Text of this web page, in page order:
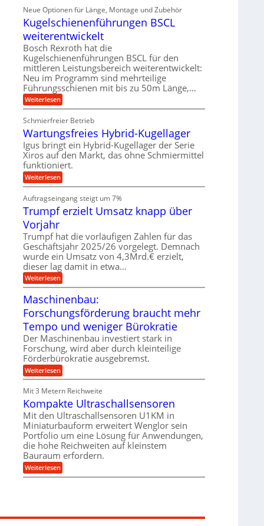
g
e
b
n
g
e
n
n
z
i
e
H
u
b
b
e
w
e
g
n
g
e
n
r
A
u
t
o
m
o
i
v
e
u
n
d
M
a
s
c
h
i
n
e
b
a
u
g
i
t
a
l
e
r
W
e
r
k
z
e
u
k
r
e
s
l
a
f
Neue Optionen für Länge, Montage und Zubehör
Kugelschienenführungen BSCL
weiterentwickelt
Bosch Rexroth hat die
Kugelschienenführungen BSCL für den
mittleren Leistungsbereich weiterentwickelt:
Neu im Programm sind mehrteilige
Führungsschienen mit bis zu 50m Länge,…
Weiterlesen:
K
g
e
l
s
c
h
i
e
n
e
n
r
u
n
g
e
n
B
S
C
L
e
i
t
e
r
e
n
w
i
c
k
e
l
t
Schmierfreier Betrieb
Wartungsfreies Hybrid-Kugellager
Igus bringt ein Hybrid-Kugellager der Serie
Xiros auf den Markt, das ohne Schmiermittel
funktioniert.
Weiterlesen:
W
r
t
g
s
f
r
e
i
e
H
b
r
d
-
K
u
g
e
l
l
a
g
e
Auftragseingang steigt um 7%
Trumpf erzielt Umsatz knapp über
Vorjahr
Trumpf hat die vorläufigen Zahlen für das
Geschäftsjahr 2025/26 vorgelegt. Demnach
wurde ein Umsatz von 4,3Mrd.€ erzielt,
dieser lag damit in etwa…
Weiterlesen:
T
u
m
p
f
e
r
z
i
e
l
U
m
s
a
t
z
k
n
a
p
p
V
Maschinenbau:
Forschungsförderung braucht mehr
Tempo und weniger Bürokratie
Der Maschinenbau investiert stark in
Forschung, wird aber durch kleinteilige
Förderbürokratie ausgebremst.
Weiterlesen:
M
s
c
h
i
n
e
n
b
a
u
:
c
Mit 3 Metern Reichweite
Kompakte Ultraschallsensoren
Mit den Ultraschallsensoren U1KM in
Miniaturbauform erweitert Wenglor sein
Portfolio um eine Lösung für Anwendungen,
die hohe Reichweiten auf kleinstem
Bauraum erfordern.
Weiterlesen:
K
k